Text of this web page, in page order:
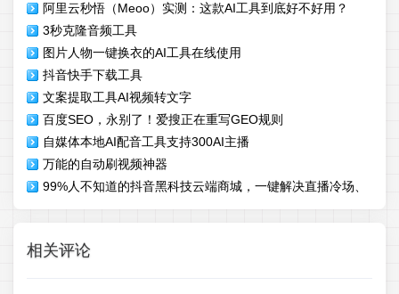
阿里云秒悟（Meoo）实测：这款AI工具到底好不好用？
3秒克隆音频工具
图片人物一键换衣的AI工具在线使用
抖音快手下载工具
文案提取工具AI视频转文字
百度SEO，永别了！爱搜正在重写GEO规则
自媒体本地AI配音工具支持300AI主播
万能的自动刷视频神器
99%人不知道的抖音黑科技云端商城，一键解决直播冷场、
涨粉流量问题
相关评论